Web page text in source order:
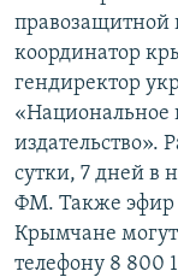
координатор
гендиректор
«Национальное
издательство».
сутки, 7 дней в
ФМ. Также эфир
Крымчане могут
телефону 8 800